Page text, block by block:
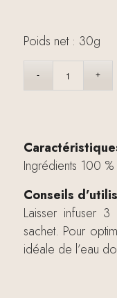
Poids net : 30g
Ingrédients 100
Conseils
Laisser infuser
sachet. Pour
idéale de l’eau